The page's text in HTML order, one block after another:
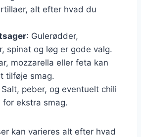
alt efter hvad du
: Gulerødder,
spinat og løg er gode valg.
mozzarella eller feta kan
tilføje smag.
Salt, peber, og eventuelt chili
for ekstra smag.
kan varieres alt efter hvad